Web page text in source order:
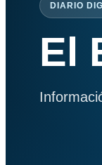
DIARIO
El